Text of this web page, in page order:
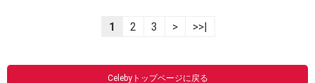
1 2 3 > >>|
Celebyトップページに戻る